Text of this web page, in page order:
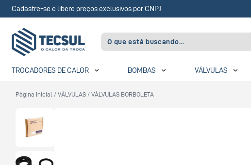
Cadastre-se e libere preços exclusivos por CNPJ
TROCADORES DE CALOR BOMBAS VÁLVULAS
Página Inicial / VÁLVULAS / VÁLVULAS BORBOLETA